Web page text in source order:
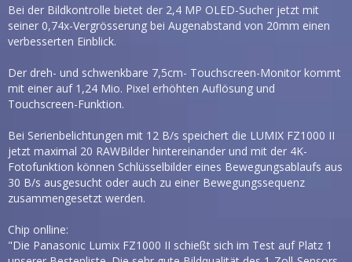
Bei der Bildkontrolle bietet der 2,4 MP OLED-Sucher jetzt mit
seiner 0,74x-Vergrösserung bei Augenabstand von 20mm einen
verbesserten Einblick.
Der dreh- und schwenkbare 7,5cm- Touchscreen-Monitor kommt
mit einer auf 1,24 Mio. Pixel erhöhten Auflösung und
Touchscreen-Funktion.
Bei Serienbelichtungen mit 12 B/s speichert die LUMIX FZ1000 II
jetzt maximal 20 RAWBilder hintereinander und mit der 4K-
Fotofunktion können Schlüsselbilder eines Bewegungsablaufs aus
30 B/s ausgesucht oder auch zu einer Bewegungssequenz
zusammengesetzt werden.
Chip onlline:
"Die Panasonic Lumix FZ1000 II schießt sich im Test auf Platz 1